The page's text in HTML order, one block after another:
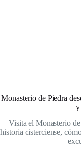
Monasterio de Piedra
y
Visita el Monasterio de
historia cisterciense,